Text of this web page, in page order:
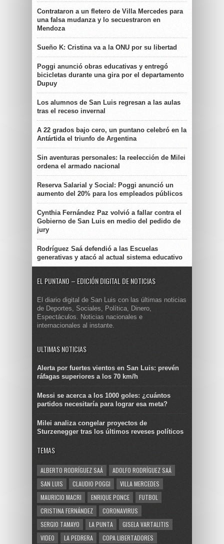
Contrataron a un fletero de Villa Mercedes para
una falsa mudanza y lo secuestraron en
Mendoza
Sueño K: Cristina va a la ONU por su libertad
Poggi anunció obras educativas y entregó
bicicletas durante una gira por el departamento
Dupuy
Los alumnos de San Luis regresan a las aulas
tras el receso invernal
A 22 grados bajo cero, un puntano celebró en la
Antártida el triunfo de Argentina
Sin aventuras personales: la reelección de Milei
ordena el armado nacional
Reserva Salarial y Social: Poggi anunció un
aumento del 20% para los empleados públicos
Cynthia Fernández Paz volvió a fallar contra el
Gobierno de San Luis en medio del pedido de
jury
Rodríguez Saá defendió a las Escuelas
generativas y atacó al actual sistema educativo
EL PUNTANO – EDICIÓN DIGITAL DE NOTICIAS
El diario digital de San Luis con las últimas noticias
de Deportes, Sociales, Política, Dinero,
Espectáculos. Noticias nacionales e
internacionales al instante.
ULTIMAS NOTICIAS
Alerta por fuertes vientos en San Luis: prevén
ráfagas superiores a los 70 km/h
Messi se acerca a los 1000 goles: ¿cuántos
partidos necesitaría para lograr esa meta?
Milei analiza congelar proyectos de
Sturzenegger tras los últimos reveses políticos
TEMAS
ALBERTO RODRÍGUEZ SAÁ
ADOLFO RODRÍGUEZ SAÁ
SAN LUIS
CLAUDIO POGGI
VILLA MERCEDES
MAURICIO MACRI
ENRIQUE PONCE
FUTBOL
CRISTINA FERNÁNDEZ
CORONAVIRUS
SERGIO TAMAYO
LA PUNTA
GISELA VARTALITIS
VIDEO
LA PEDRERA COPA LIBERTADORES